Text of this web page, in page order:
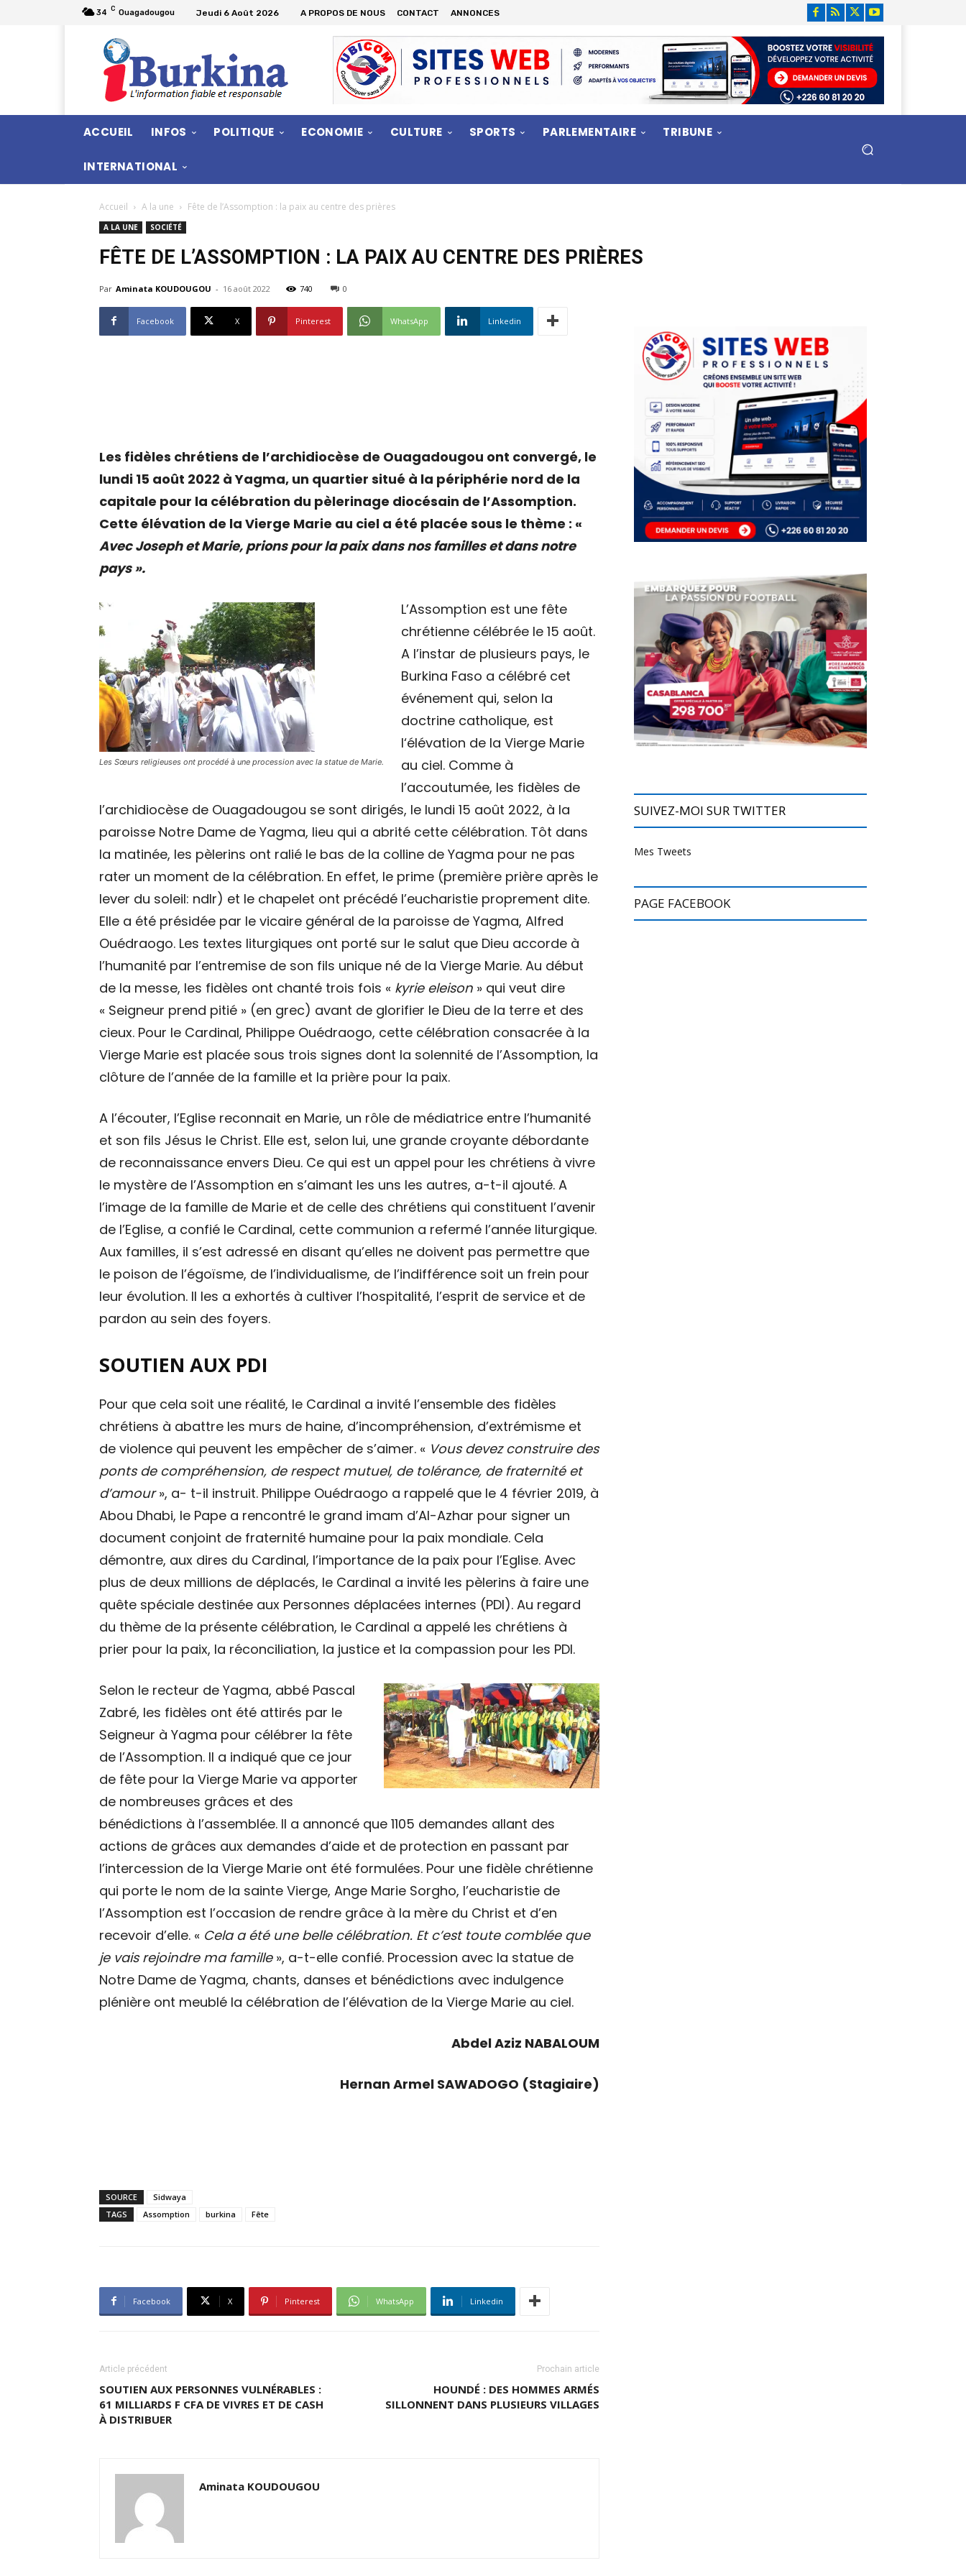
34 C Ouagadougou Jeudi 6 Août 2026 A PROPOS DE NOUS CONTACT ANNONCES
ACCUEIL INFOS POLITIQUE ECONOMIE CULTURE SPORTS PARLEMENTAIRE TRIBUNE
INTERNATIONAL
Accueil A la une Fête de l’Assomption : la paix au centre des prières
A LA UNE SOCIÉTÉ
FÊTE DE L’ASSOMPTION : LA PAIX AU CENTRE DES PRIÈRES
Par Aminata KOUDOUGOU - 16 août 2022 740 0
Facebook X Pinterest WhatsApp Linkedin
Les fidèles chrétiens de l’archidiocèse de Ouagadougou ont convergé, le
lundi 15 août 2022 à Yagma, un quartier situé à la périphérie nord de la
capitale pour la célébration du pèlerinage diocésain de l’Assomption.
Cette élévation de la Vierge Marie au ciel a été placée sous le thème : «
Avec Joseph et Marie, prions pour la paix dans nos familles et dans notre
pays ».
Les Sœurs religieuses ont procédé à une procession avec la statue de Marie.
L’Assomption est une fête
chrétienne célébrée le 15 août.
A l’instar de plusieurs pays, le
Burkina Faso a célébré cet
événement qui, selon la
doctrine catholique, est
l‘élévation de la Vierge Marie
au ciel. Comme à
l’accoutumée, les fidèles de
l’archidiocèse de Ouagadougou se sont dirigés, le lundi 15 août 2022, à la
paroisse Notre Dame de Yagma, lieu qui a abrité cette célébration. Tôt dans
la matinée, les pèlerins ont ralié le bas de la colline de Yagma pour ne pas
rater un moment de la célébration. En effet, le prime (première prière après le
lever du soleil: ndlr) et le chapelet ont précédé l’eucharistie proprement dite.
Elle a été présidée par le vicaire général de la paroisse de Yagma, Alfred
Ouédraogo. Les textes liturgiques ont porté sur le salut que Dieu accorde à
l’humanité par l’entremise de son fils unique né de la Vierge Marie. Au début
de la messe, les fidèles ont chanté trois fois « kyrie eleison » qui veut dire
« Seigneur prend pitié » (en grec) avant de glorifier le Dieu de la terre et des
cieux. Pour le Cardinal, Philippe Ouédraogo, cette célébration consacrée à la
Vierge Marie est placée sous trois signes dont la solennité de l’Assomption, la
clôture de l’année de la famille et la prière pour la paix.
A l’écouter, l’Eglise reconnait en Marie, un rôle de médiatrice entre l’humanité
et son fils Jésus le Christ. Elle est, selon lui, une grande croyante débordante
de reconnaissance envers Dieu. Ce qui est un appel pour les chrétiens à vivre
le mystère de l’Assomption en s’aimant les uns les autres, a-t-il ajouté. A
l’image de la famille de Marie et de celle des chrétiens qui constituent l’avenir
de l’Eglise, a confié le Cardinal, cette communion a refermé l’année liturgique.
Aux familles, il s’est adressé en disant qu’elles ne doivent pas permettre que
le poison de l’égoïsme, de l’individualisme, de l’indifférence soit un frein pour
leur évolution. Il les a exhortés à cultiver l’hospitalité, l’esprit de service et de
pardon au sein des foyers.
SOUTIEN AUX PDI
Pour que cela soit une réalité, le Cardinal a invité l’ensemble des fidèles
chrétiens à abattre les murs de haine, d’incompréhension, d’extrémisme et
de violence qui peuvent les empêcher de s’aimer. « Vous devez construire des
ponts de compréhension, de respect mutuel, de tolérance, de fraternité et
d’amour», a- t-il instruit. Philippe Ouédraogo a rappelé que le 4 février 2019, à
Abou Dhabi, le Pape a rencontré le grand imam d’Al-Azhar pour signer un
document conjoint de fraternité humaine pour la paix mondiale. Cela
démontre, aux dires du Cardinal, l’importance de la paix pour l’Eglise. Avec
plus de deux millions de déplacés, le Cardinal a invité les pèlerins à faire une
quête spéciale destinée aux Personnes déplacées internes (PDI). Au regard
du thème de la présente célébration, le Cardinal a appelé les chrétiens à
prier pour la paix, la réconciliation, la justice et la compassion pour les PDI.
Selon le recteur de Yagma, abbé Pascal
Zabré, les fidèles ont été attirés par le
Seigneur à Yagma pour célébrer la fête
de l’Assomption. Il a indiqué que ce jour
de fête pour la Vierge Marie va apporter
de nombreuses grâces et des
bénédictions à l’assemblée. Il a annoncé que 1105 demandes allant des
actions de grâces aux demandes d’aide et de protection en passant par
l’intercession de la Vierge Marie ont été formulées. Pour une fidèle chrétienne
qui porte le nom de la sainte Vierge, Ange Marie Sorgho, l’eucharistie de
l’Assomption est l’occasion de rendre grâce à la mère du Christ et d’en
recevoir d’elle. « Cela a été une belle célébration. Et c’est toute comblée que
je vais rejoindre ma famille», a-t-elle confié. Procession avec la statue de
Notre Dame de Yagma, chants, danses et bénédictions avec indulgence
plénière ont meublé la célébration de l’élévation de la Vierge Marie au ciel.
Abdel Aziz NABALOUM
Hernan Armel SAWADOGO (Stagiaire)
SOURCE
Sidwaya
TAGS
Assomption burkina Fête
Facebook X Pinterest WhatsApp Linkedin
Article précédent
SOUTIEN AUX PERSONNES VULNÉRABLES :
61 MILLIARDS F CFA DE VIVRES ET DE CASH
À DISTRIBUER
Prochain article
HOUNDÉ : DES HOMMES ARMÉS
SILLONNENT DANS PLUSIEURS VILLAGES
Aminata KOUDOUGOU
SUIVEZ-MOI SUR TWITTER
Mes Tweets
PAGE FACEBOOK